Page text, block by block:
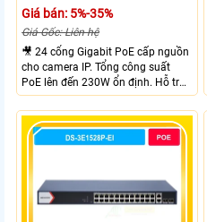
Giá bán: 5%-35%
Giá Gốc: Liên hệ
🎥 24 cổng Gigabit PoE cấp nguồn
cho camera IP. Tổng công suất
PoE lên đến 230W ổn định. Hỗ trợ
truyền PoE xa đến 300 mét. Băng
thông chuyển mạch đạt 68 Gbps
mạnh mẽ.